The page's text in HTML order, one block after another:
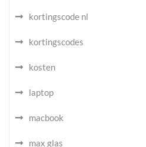
kortingscode nl
kortingscodes
kosten
laptop
macbook
max glas